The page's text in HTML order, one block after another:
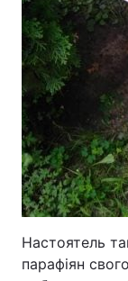
Настоятель
парафіян